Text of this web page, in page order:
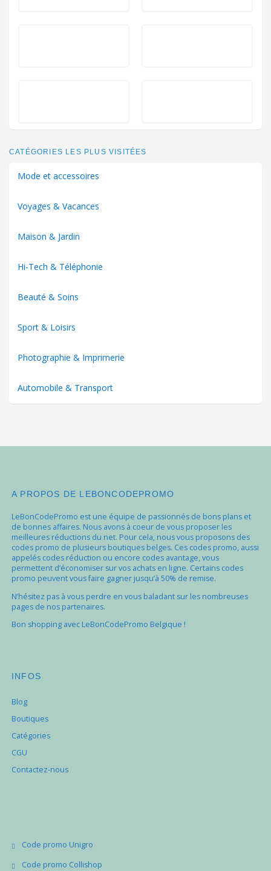
CATÉGORIES LES PLUS VISITÉES
Mode et accessoires
Voyages & Vacances
Maison & Jardin
Hi-Tech & Téléphonie
Beauté & Soins
Sport & Loisirs
Photographie & Imprimerie
Automobile & Transport
A PROPOS DE LEBONCODEPROMO
LeBonCodePromo est une équipe de passionnés de bons plans et
de bonnes affaires. Nous avons à coeur de vous proposer les
meilleures réductions du net. Pour cela, nous vous proposons des
codes promo de plusieurs boutiques belges. Ces codes promo, aussi
appelés codes réduction ou encore codes avantage, vous
permettent d’économiser sur vos achats en ligne. Certains codes
promo peuvent vous faire gagner jusqu’à 50% de remise.
N’hésitez pas à vous perdre en vous baladant sur les nombreuses
pages de nos partenaires.
Bon shopping avec LeBonCodePromo Belgique !
INFOS
Blog
Boutiques
Catégories
CGU
Contactez-nous
Code promo Unigro
Code promo Collishop